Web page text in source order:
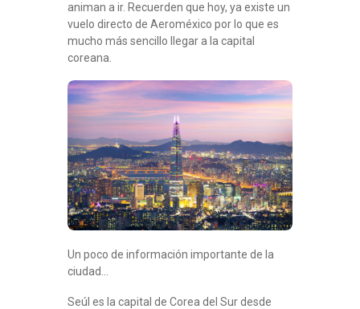
animan a ir. Recuerden que hoy, ya existe un
vuelo directo de Aeroméxico por lo que es
mucho más sencillo llegar a la capital
coreana.
Un poco de información importante de la
ciudad…
Seúl es la capital de Corea del Sur desde